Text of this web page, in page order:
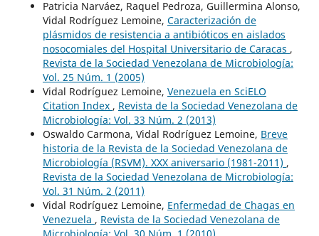
Patricia Narváez, Raquel Pedroza, Guillermina Alonso,
Vidal Rodríguez Lemoine, Caracterización de
plásmidos de resistencia a antibióticos en aislados
nosocomiales del Hospital Universitario de Caracas ,
Revista de la Sociedad Venezolana de Microbiología:
Vol. 25 Núm. 1 (2005)
Vidal Rodríguez Lemoine, Venezuela en SciELO
Citation Index , Revista de la Sociedad Venezolana de
Microbiología: Vol. 33 Núm. 2 (2013)
Oswaldo Carmona, Vidal Rodríguez Lemoine, Breve
historia de la Revista de la Sociedad Venezolana de
Microbiología (RSVM). XXX aniversario (1981-2011) ,
Revista de la Sociedad Venezolana de Microbiología:
Vol. 31 Núm. 2 (2011)
Vidal Rodríguez Lemoine, Enfermedad de Chagas en
Venezuela , Revista de la Sociedad Venezolana de